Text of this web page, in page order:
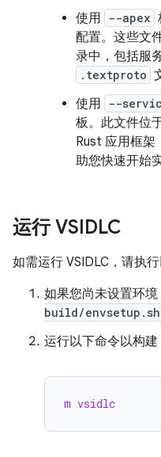
使用
--apex
配置。这些文
录中，包括服
.textproto
使用
--
板。此文件位
Rust 应用框架
助您快速开始实
运行 VSIDLC
如需运行 VSIDLC，请执行
如果您尚未设置环
build/envsetup.sh
运行以下命令以构建
m vsidlc